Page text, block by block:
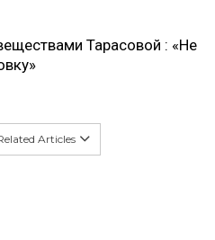
Тарасовой : «Не
Articles